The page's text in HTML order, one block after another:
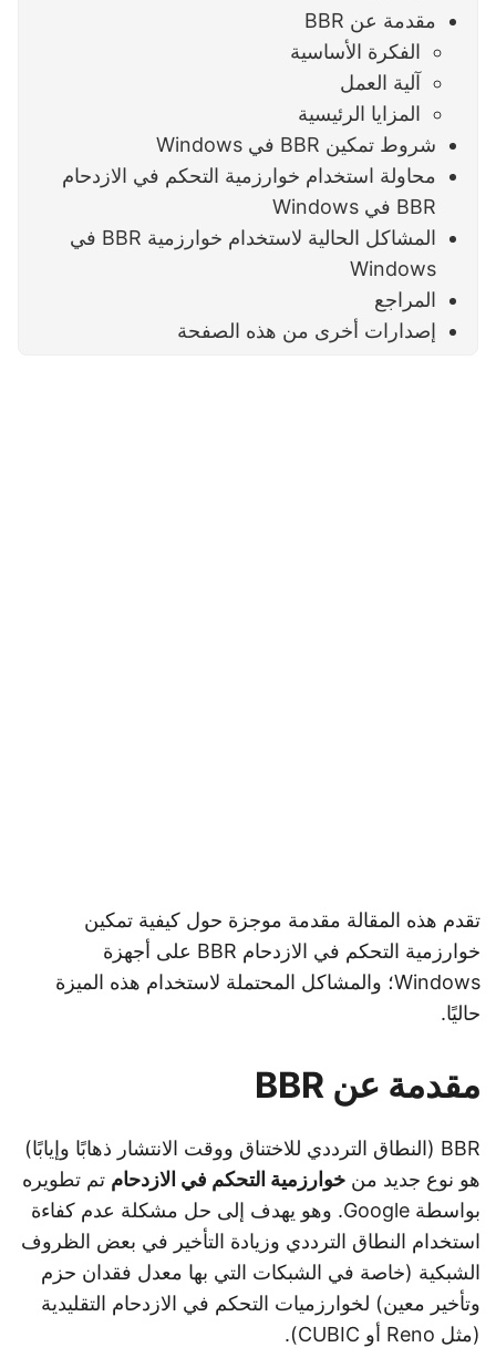
مقدمة عن BBR
الفكرة الأساسية
آلية العمل
المزايا الرئيسية
شروط تمكين BBR في Windows
محاولة استخدام خوارزمية التحكم في الازدحام
BBR في Windows
المشاكل الحالية لاستخدام خوارزمية BBR في
Windows
المراجع
إصدارات أخرى من هذه الصفحة
تقدم هذه المقالة مقدمة موجزة حول كيفية تمكين
خوارزمية التحكم في الازدحام BBR على أجهزة
Windows؛ والمشاكل المحتملة لاستخدام هذه الميزة
حاليًا.
مقدمة عن BBR
BBR (النطاق الترددي للاختناق ووقت الانتشار ذهابًا وإيابًا)
هو نوع جديد من خوارزمية التحكم في الازدحام تم تطويره
بواسطة Google. وهو يهدف إلى حل مشكلة عدم كفاءة
استخدام النطاق الترددي وزيادة التأخير في بعض الظروف
الشبكية (خاصة في الشبكات التي بها معدل فقدان حزم
وتأخير معين) لخوارزميات التحكم في الازدحام التقليدية
(مثل Reno أو CUBIC).